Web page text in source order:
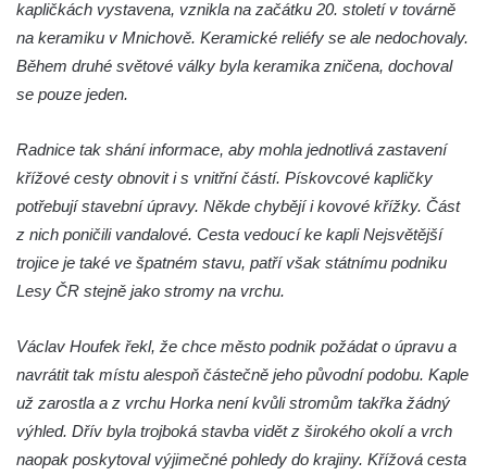
Křížová cesta Vilémov (Wölmsdorf), 1765-
1766
Křížová cesta Jiříkov (Georgswalde), 1817-
1826
Georgental), 1759-1764
Křížová cesta Jáchym (Joachimsberg) u
Lobendavy (1914)
kapličkách vystavena, vznikla na začátku 20. století v továrně
na keramiku v Mnichově. Keramické reliéfy se ale nedochovaly.
Během druhé světové války byla keramika zničena, dochoval
se pouze jeden.
Radnice tak shání informace, aby mohla jednotlivá zastavení
křížové cesty obnovit i s vnitřní částí. Pískovcové kapličky
potřebují stavební úpravy. Někde chybějí i kovové křížky. Část
z nich poničili vandalové. Cesta vedoucí ke kapli Nejsvětější
trojice je také ve špatném stavu, patří však státnímu podniku
Lesy ČR stejně jako stromy na vrchu.
Václav Houfek řekl, že chce město podnik požádat o úpravu a
navrátit tak místu alespoň částečně jeho původní podobu. Kaple
už zarostla a z vrchu Horka není kvůli stromům takřka žádný
výhled. Dřív byla trojboká stavba vidět z širokého okolí a vrch
naopak poskytoval výjimečné pohledy do krajiny. Křížová cesta